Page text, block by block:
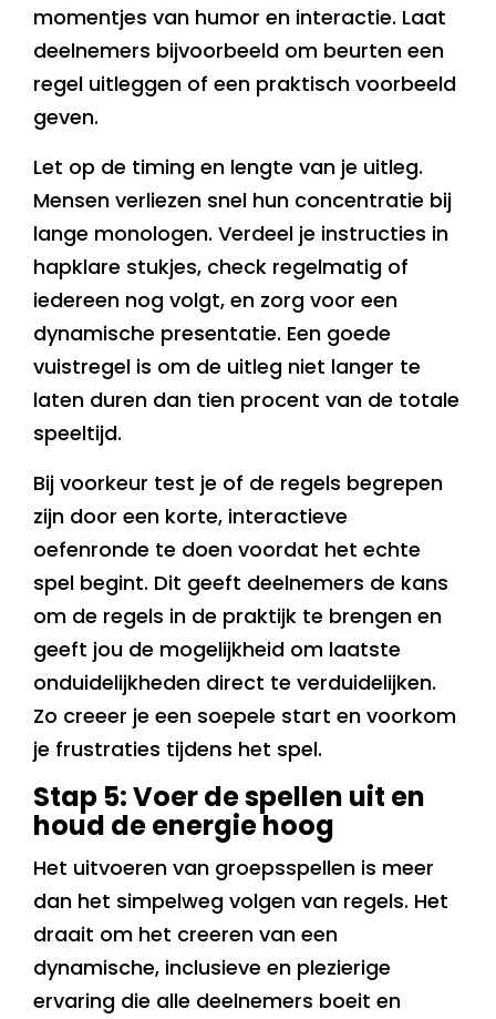
momentjes van humor en interactie. Laat
deelnemers bijvoorbeeld om beurten een
regel uitleggen of een praktisch voorbeeld
geven.
Let op de timing en lengte van je uitleg.
Mensen verliezen snel hun concentratie bij
lange monologen. Verdeel je instructies in
hapklare stukjes, check regelmatig of
iedereen nog volgt, en zorg voor een
dynamische presentatie. Een goede
vuistregel is om de uitleg niet langer te
laten duren dan tien procent van de totale
speeltijd.
Bij voorkeur test je of de regels begrepen
zijn door een korte, interactieve
oefenronde te doen voordat het echte
spel begint. Dit geeft deelnemers de kans
om de regels in de praktijk te brengen en
geeft jou de mogelijkheid om laatste
onduidelijkheden direct te verduidelijken.
Zo creeer je een soepele start en voorkom
je frustraties tijdens het spel.
Stap 5: Voer de spellen uit en
houd de energie hoog
Het uitvoeren van groepsspellen is meer
dan het simpelweg volgen van regels. Het
draait om het creeren van een
dynamische, inclusieve en plezierige
ervaring die alle deelnemers boeit en